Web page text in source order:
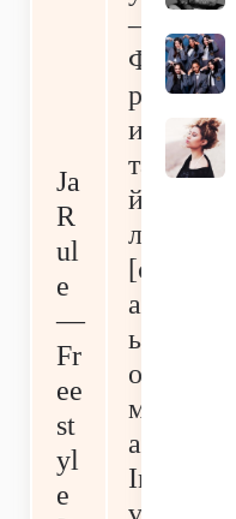
Ja
R
ul
e
—
Fr
ee
st
yl
e
—
Ф
р
ис
та
й
л
[с
ал
ьб
о
м
а
In